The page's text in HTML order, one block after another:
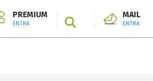
PREMIUM
ENTRA SEARCH
MAIL
ENTRA